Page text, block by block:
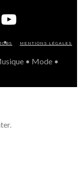
JOBS MENTIONS LÉGALES
• Mode •